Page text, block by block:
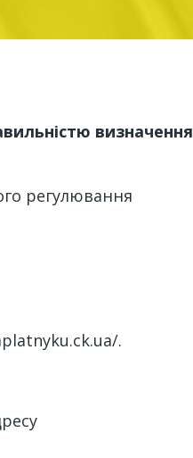
визначення
регулювання
.